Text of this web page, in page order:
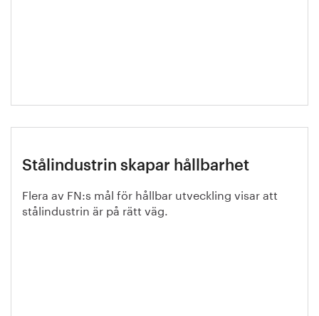
Stålindustrin skapar hållbarhet
Flera av FN:s mål för hållbar utveckling visar att
stålindustrin är på rätt väg.